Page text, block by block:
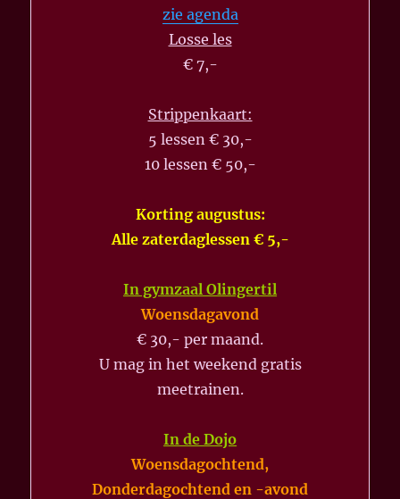
zie agenda
Losse les
€ 7,-
Strippenkaart:
5 lessen € 30,-
10 lessen € 50,-
Korting augustus:
Alle zaterdaglessen € 5,-
In gymzaal Olingertil
Woensdagavond
€ 30,- per maand.
U mag in het weekend gratis
meetrainen.
In de Dojo
Woensdagochtend,
Donderdagochtend en -avond